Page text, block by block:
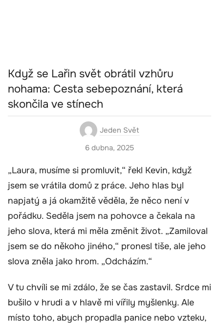
Když se Lařin svět obrátil vzhůru
nohama: Cesta sebepoznání, která
skončila ve stínech
Jeden Svět
6 dubna, 2025
„Laura, musíme si promluvit,“ řekl Kevin, když
jsem se vrátila domů z práce. Jeho hlas byl
napjatý a já okamžitě věděla, že něco není v
pořádku. Seděla jsem na pohovce a čekala na
jeho slova, která mi měla změnit život. „Zamiloval
jsem se do někoho jiného,“ pronesl tiše, ale jeho
slova zněla jako hrom. „Odcházím.“
V tu chvíli se mi zdálo, že se čas zastavil. Srdce mi
bušilo v hrudi a v hlavě mi vířily myšlenky. Ale
místo toho, abych propadla panice nebo vzteku,